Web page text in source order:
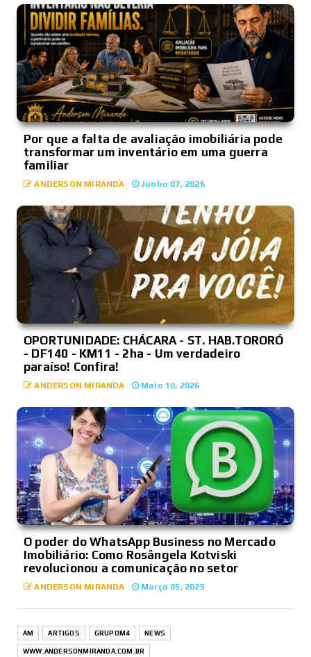
Por que a falta de avaliação imobiliária pode
transformar um inventário em uma guerra
familiar
ANDERSON MIRANDA Junho 07, 2026
OPORTUNIDADE: CHÁCARA - ST. HAB.TORORÓ
- DF140 - KM11 - 2ha - Um verdadeiro
paraíso! Confira!
ANDERSON MIRANDA Maio 10, 2026
O poder do WhatsApp Business no Mercado
Imobiliário: Como Rosângela Kotviski
revolucionou a comunicação no setor
ANDERSON MIRANDA Março 05, 2025
AM ARTIGOS GRUPOM4 NEWS
WWW.ANDERSONMIRANDA.COM.BR